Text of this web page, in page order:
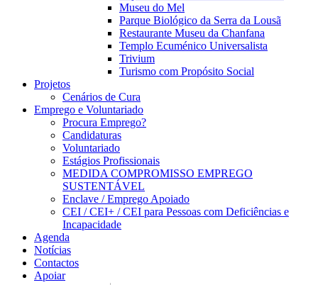
Museu do Mel
Parque Biológico da Serra da Lousã
Restaurante Museu da Chanfana
Templo Ecuménico Universalista
Trivium
Turismo com Propósito Social
Projetos
Cenários de Cura
Emprego e Voluntariado
Procura Emprego?
Candidaturas
Voluntariado
Estágios Profissionais
MEDIDA COMPROMISSO EMPREGO
SUSTENTÁVEL
Enclave / Emprego Apoiado
CEI / CEI+ / CEI para Pessoas com Deficiências e
Incapacidade
Agenda
Notícias
Contactos
Apoiar